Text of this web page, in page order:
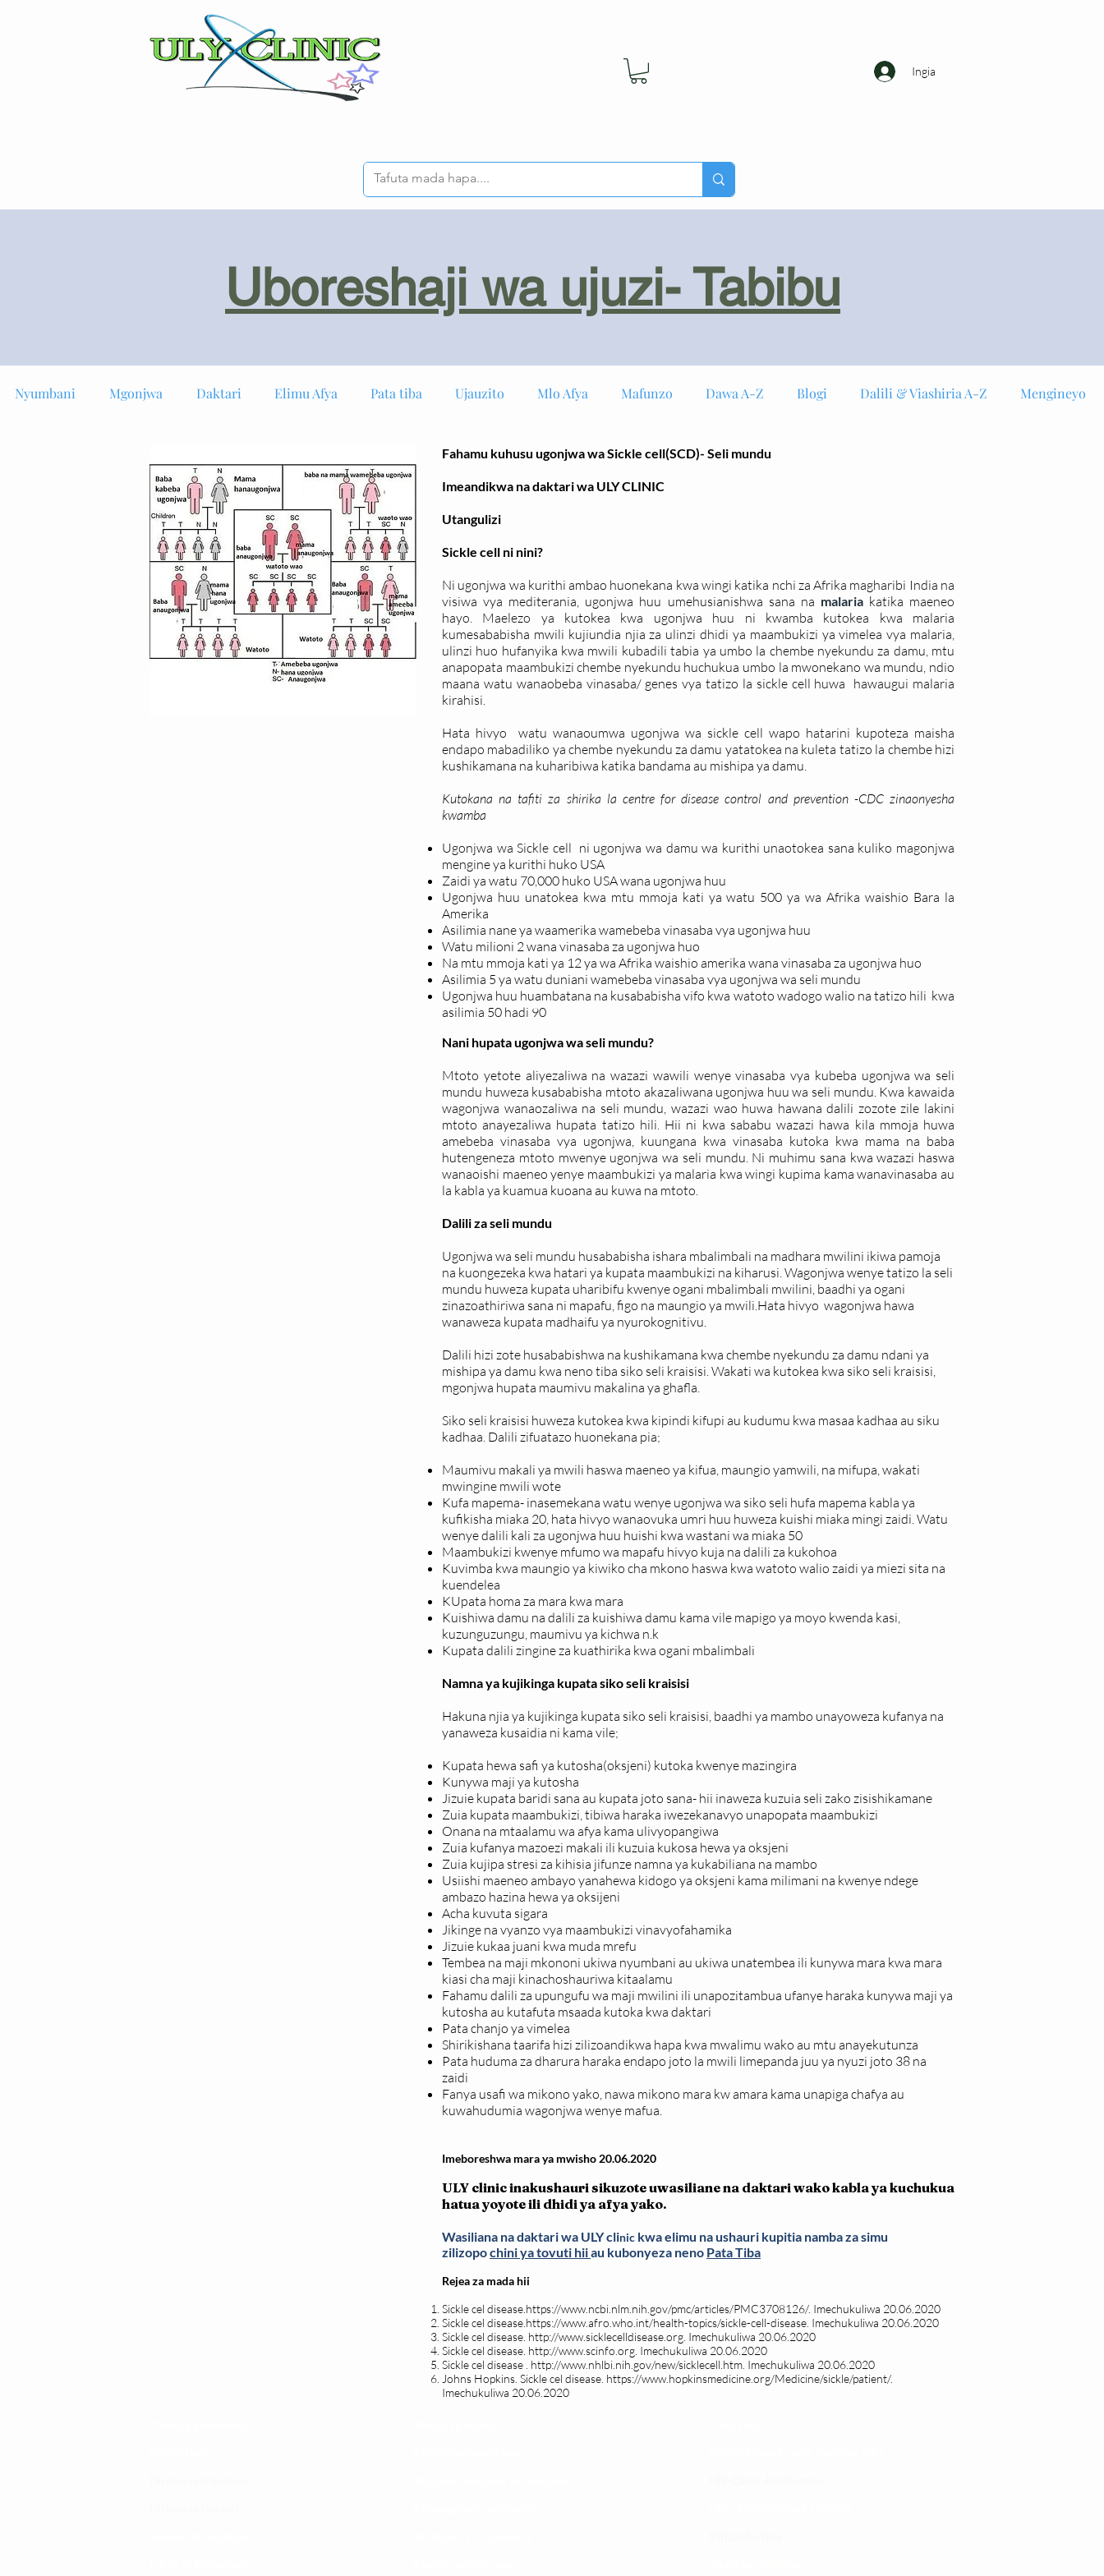
Ingia
Uboreshaji wa ujuzi- Tabibu
Nyumbani Mgonjwa Daktari Elimu Afya Pata tiba Ujauzito Mlo Afya Mafunzo Dawa A-Z Blogi Dalili & Viashiria A-Z Mengineyo
Fahamu kuhusu ugonjwa wa Sickle cell(SCD)- Seli mundu
Imeandikwa na daktari wa ULY CLINIC
Utangulizi
Sickle cell ni nini?
Ni ugonjwa wa kurithi ambao huonekana kwa wingi katika nchi za Afrika magharibi India na
visiwa vya mediterania, ugonjwa huu umehusianishwa sana na malaria katika maeneo
hayo. Maelezo ya kutokea kwa ugonjwa huu ni kwamba kutokea kwa malaria
kumesababisha mwili kujiundia njia za ulinzi dhidi ya maambukizi ya vimelea vya malaria,
ulinzi huo hufanyika kwa mwili kubadili tabia ya umbo la chembe nyekundu za damu, mtu
anapopata maambukizi chembe nyekundu huchukua umbo la mwonekano wa mundu, ndio
maana watu wanaobeba vinasaba/ genes vya tatizo la sickle cell huwa hawaugui malaria
kirahisi.
Hata hivyo watu wanaoumwa ugonjwa wa sickle cell wapo hatarini kupoteza maisha
endapo mabadiliko ya chembe nyekundu za damu yatatokea na kuleta tatizo la chembe hizi
kushikamana na kuharibiwa katika bandama au mishipa ya damu.
Kutokana na tafiti za shirika la centre for disease control and prevention -CDC zinaonyesha
kwamba
Ugonjwa wa Sickle cell ni ugonjwa wa damu wa kurithi unaotokea sana kuliko magonjwa
mengine ya kurithi huko USA
Zaidi ya watu 70,000 huko USA wana ugonjwa huu
Ugonjwa huu unatokea kwa mtu mmoja kati ya watu 500 ya wa Afrika waishio Bara la
Amerika
Asilimia nane ya waamerika wamebeba vinasaba vya ugonjwa huu
Watu milioni 2 wana vinasaba za ugonjwa huo
Na mtu mmoja kati ya 12 ya wa Afrika waishio amerika wana vinasaba za ugonjwa huo
Asilimia 5 ya watu duniani wamebeba vinasaba vya ugonjwa wa seli mundu
Ugonjwa huu huambatana na kusababisha vifo kwa watoto wadogo walio na tatizo hili kwa
asilimia 50 hadi 90
Nani hupata ugonjwa wa seli mundu?
Mtoto yetote aliyezaliwa na wazazi wawili wenye vinasaba vya kubeba ugonjwa wa seli
mundu huweza kusababisha mtoto akazaliwana ugonjwa huu wa seli mundu. Kwa kawaida
wagonjwa wanaozaliwa na seli mundu, wazazi wao huwa hawana dalili zozote zile lakini
mtoto anayezaliwa hupata tatizo hili. Hii ni kwa sababu wazazi hawa kila mmoja huwa
amebeba vinasaba vya ugonjwa, kuungana kwa vinasaba kutoka kwa mama na baba
hutengeneza mtoto mwenye ugonjwa wa seli mundu. Ni muhimu sana kwa wazazi haswa
wanaoishi maeneo yenye maambukizi ya malaria kwa wingi kupima kama wanavinasaba au
la kabla ya kuamua kuoana au kuwa na mtoto.
Dalili za seli mundu
Ugonjwa wa seli mundu husababisha ishara mbalimbali na madhara mwilini ikiwa pamoja
na kuongezeka kwa hatari ya kupata maambukizi na kiharusi. Wagonjwa wenye tatizo la seli
mundu huweza kupata uharibifu kwenye ogani mbalimbali mwilini, baadhi ya ogani
zinazoathiriwa sana ni mapafu, figo na maungio ya mwili.Hata hivyo wagonjwa hawa
wanaweza kupata madhaifu ya nyurokognitivu.
Dalili hizi zote husababishwa na kushikamana kwa chembe nyekundu za damu ndani ya
mishipa ya damu kwa neno tiba siko seli kraisisi. Wakati wa kutokea kwa siko seli kraisisi,
mgonjwa hupata maumivu makalina ya ghafla.
Siko seli kraisisi huweza kutokea kwa kipindi kifupi au kudumu kwa masaa kadhaa au siku
kadhaa. Dalili zifuatazo huonekana pia;
Maumivu makali ya mwili haswa maeneo ya kifua, maungio yamwili, na mifupa, wakati
mwingine mwili wote
Kufa mapema- inasemekana watu wenye ugonjwa wa siko seli hufa mapema kabla ya
kufikisha miaka 20, hata hivyo wanaovuka umri huu huweza kuishi miaka mingi zaidi. Watu
wenye dalili kali za ugonjwa huu huishi kwa wastani wa miaka 50
Maambukizi kwenye mfumo wa mapafu hivyo kuja na dalili za kukohoa
Kuvimba kwa maungio ya kiwiko cha mkono haswa kwa watoto walio zaidi ya miezi sita na
kuendelea
KUpata homa za mara kwa mara
Kuishiwa damu na dalili za kuishiwa damu kama vile mapigo ya moyo kwenda kasi,
kuzunguzungu, maumivu ya kichwa n.k
Kupata dalili zingine za kuathirika kwa ogani mbalimbali
Namna ya kujikinga kupata siko seli kraisisi
Hakuna njia ya kujikinga kupata siko seli kraisisi, baadhi ya mambo unayoweza kufanya na
yanaweza kusaidia ni kama vile;
Kupata hewa safi ya kutosha(oksjeni) kutoka kwenye mazingira
Kunywa maji ya kutosha
Jizuie kupata baridi sana au kupata joto sana- hii inaweza kuzuia seli zako zisishikamane
Zuia kupata maambukizi, tibiwa haraka iwezekanavyo unapopata maambukizi
Onana na mtaalamu wa afya kama ulivyopangiwa
Zuia kufanya mazoezi makali ili kuzuia kukosa hewa ya oksjeni
Zuia kujipa stresi za kihisia jifunze namna ya kukabiliana na mambo
Usiishi maeneo ambayo yanahewa kidogo ya oksjeni kama milimani na kwenye ndege
ambazo hazina hewa ya oksijeni
Acha kuvuta sigara
Jikinge na vyanzo vya maambukizi vinavyofahamika
Jizuie kukaa juani kwa muda mrefu
Tembea na maji mkononi ukiwa nyumbani au ukiwa unatembea ili kunywa mara kwa mara
kiasi cha maji kinachoshauriwa kitaalamu
Fahamu dalili za upungufu wa maji mwilini ili unapozitambua ufanye haraka kunywa maji ya
kutosha au kutafuta msaada kutoka kwa daktari
Pata chanjo ya vimelea
Shirikishana taarifa hizi zilizoandikwa hapa kwa mwalimu wako au mtu anayekutunza
Pata huduma za dharura haraka endapo joto la mwili limepanda juu ya nyuzi joto 38 na
zaidi
Fanya usafi wa mikono yako, nawa mikono mara kw amara kama unapiga chafya au
kuwahudumia wagonjwa wenye mafua.
Imeboreshwa mara ya mwisho 20.06.2020
ULY clinic inakushauri sikuzote uwasiliane na daktari wako kabla ya kuchukua
hatua yoyote ili dhidi ya afya yako.
Wasiliana na daktari wa ULY clinic kwa elimu na ushauri kupitia namba za simu
zilizopochini ya tovuti hiiau kubonyeza neno Pata Tiba
Rejea za mada hii
Sickle cel disease. https://www.ncbi.nlm.nih.gov/pmc/articles/PMC3708126/. Imechukuliwa 20.06.2020
Sickle cel disease. https://www.afro.who.int/health-topics/sickle-cell-disease. Imechukuliwa 20.06.2020
Sickle cel disease. http://www.sicklecelldisease.org . Imechukuliwa 20.06.2020
Sickle cel disease. http://www.scinfo.org . Imechukuliwa 20.06.2020
Sickle cel disease . http://www.nhlbi.nih.gov/new/sicklecell.htm . Imechukuliwa 20.06.2020
Johns Hopkins. Sickle cel disease. https://www.hopkinsmedicine.org/Medicine/sickle/patient/.
Imechukuliwa 20.06.2020